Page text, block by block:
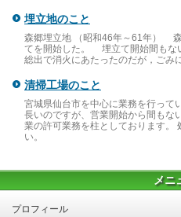
埋立地のこと
森郷埋立地 （昭和46年～61年）
てを開始した。 埋立て開始間もな
総出で消火にあたったのだが，ごみ
清掃工場のこと
宮城県仙台市を中心に業務を行って
長いのですが、営業開始から間もな
業の許可業務を柱としております。
い。
メニ
プロフィール